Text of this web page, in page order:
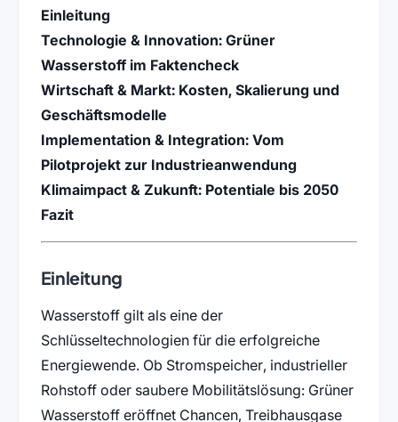
Einleitung
Technologie & Innovation: Grüner
Wasserstoff im Faktencheck
Wirtschaft & Markt: Kosten, Skalierung und
Geschäftsmodelle
Implementation & Integration: Vom
Pilotprojekt zur Industrieanwendung
Klimaimpact & Zukunft: Potentiale bis 2050
Fazit
Einleitung
Wasserstoff gilt als eine der
Schlüsseltechnologien für die erfolgreiche
Energiewende. Ob Stromspeicher, industrieller
Rohstoff oder saubere Mobilitätslösung: Grüner
Wasserstoff eröffnet Chancen, Treibhausgase